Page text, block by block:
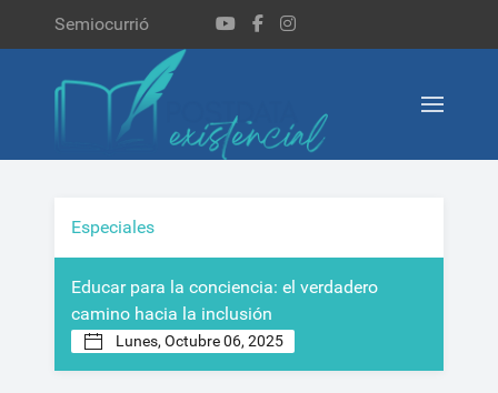
Semiocurrió
Especiales
Educar para la conciencia: el verdadero
camino hacia la inclusión
Lunes, Octubre 06, 2025